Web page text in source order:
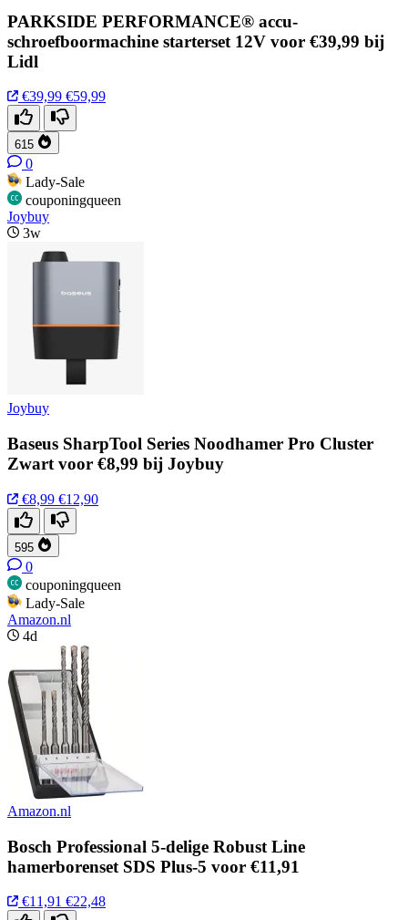
PARKSIDE PERFORMANCE® accu-
schroefboormachine starterset 12V voor €39,99 bij
Lidl
€39,99 €59,99
615
0
Lady-Sale
couponingqueen
Joybuy
3w
Joybuy
Baseus SharpTool Series Noodhamer Pro Cluster
Zwart voor €8,99 bij Joybuy
€8,99 €12,90
595
0
couponingqueen
Lady-Sale
Amazon.nl
4d
Amazon.nl
Bosch Professional 5-delige Robust Line
hamerborenset SDS Plus-5 voor €11,91
€11,91 €22,48